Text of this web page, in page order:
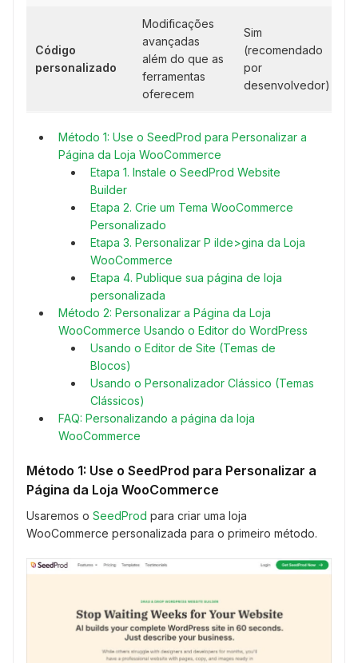
Código
personalizado
Modificações
avançadas
além do que as
ferramentas
oferecem
Sim
(recomendado
por
desenvolvedor)
Método 1: Use o SeedProd para Personalizar a
Página da Loja WooCommerce
Etapa 1. Instale o SeedProd Website
Builder
Etapa 2. Crie um Tema WooCommerce
Personalizado
Etapa 3. Personalizar P ilde>gina da Loja
WooCommerce
Etapa 4. Publique sua página de loja
personalizada
Método 2: Personalizar a Página da Loja
WooCommerce Usando o Editor do WordPress
Usando o Editor de Site (Temas de
Blocos)
Usando o Personalizador Clássico (Temas
Clássicos)
FAQ: Personalizando a página da loja
WooCommerce
Método 1: Use o SeedProd para Personalizar a
Página da Loja WooCommerce
Usaremos o SeedProd para criar uma loja
WooCommerce personalizada para o primeiro método.